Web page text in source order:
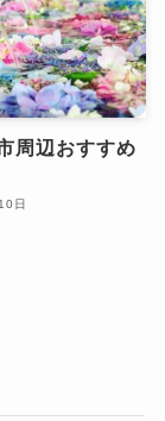
周辺おすすめ
日